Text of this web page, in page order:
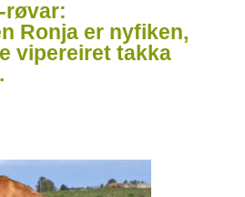
røvar:
Ronja er nyfiken,
vipereiret takka